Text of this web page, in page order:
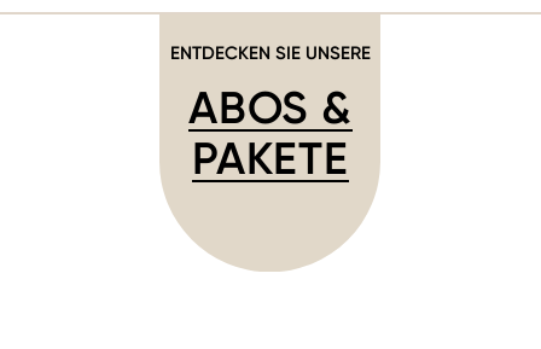
ENTDECKEN SIE UNSERE
ABOS &
PAKETE